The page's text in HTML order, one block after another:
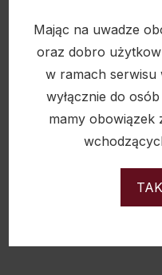
Mając na uwadze
oraz dobro
w ramach serwisu
wyłącznie do
mamy obowiązek
TAK
WINO VERNACCIA